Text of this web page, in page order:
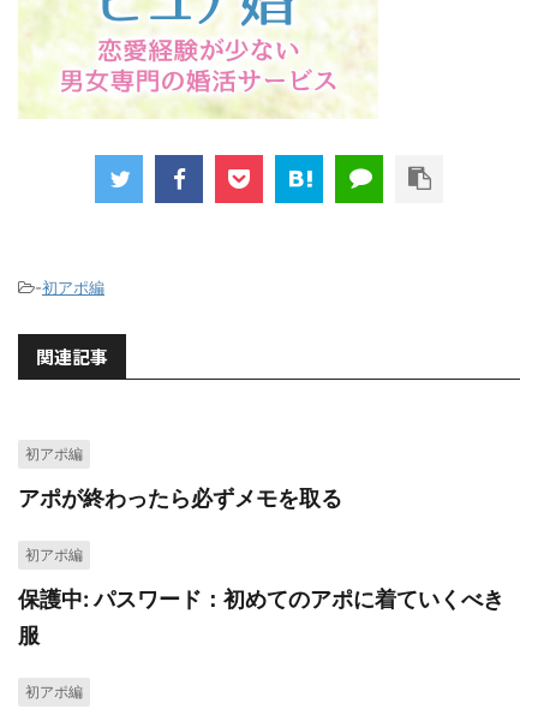
-初アポ編
関連記事
初アポ編
アポが終わったら必ずメモを取る
初アポ編
保護中: パスワード：初めてのアポに着ていくべき
服
初アポ編